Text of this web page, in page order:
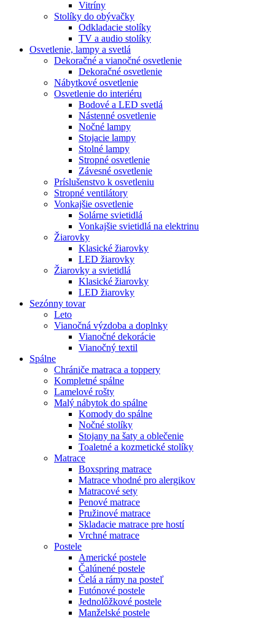
Vitríny
Stolíky do obývačky
Odkladacie stolíky
TV a audio stolíky
Osvetlenie, lampy a svetlá
Dekoračné a vianočné osvetlenie
Dekoračné osvetlenie
Nábytkové osvetlenie
Osvetlenie do interiéru
Bodové a LED svetlá
Nástenné osvetlenie
Nočné lampy
Stojacie lampy
Stolné lampy
Stropné osvetlenie
Závesné osvetlenie
Príslušenstvo k osvetleniu
Stropné ventilátory
Vonkajšie osvetlenie
Solárne svietidlá
Vonkajšie svietidlá na elektrinu
Žiarovky
Klasické žiarovky
LED žiarovky
Žiarovky a svietidlá
Klasické žiarovky
LED žiarovky
Sezónny tovar
Leto
Vianočná výzdoba a doplnky
Vianočné dekorácie
Vianočný textil
Spálne
Chrániče matraca a toppery
Kompletné spálne
Lamelové rošty
Malý nábytok do spálne
Komody do spálne
Nočné stolíky
Stojany na šaty a oblečenie
Toaletné a kozmetické stolíky
Matrace
Boxspring matrace
Matrace vhodné pro alergikov
Matracové sety
Penové matrace
Pružinové matrace
Skladacie matrace pre hostí
Vrchné matrace
Postele
Americké postele
Čalúnené postele
Čelá a rámy na posteľ
Futónové postele
Jednolôžkové postele
Manželské postele